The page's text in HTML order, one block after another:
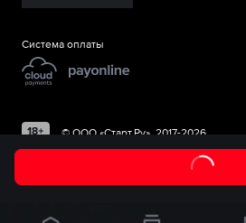
Система оплаты
©ООО «Старт.Ру», 2017-2026